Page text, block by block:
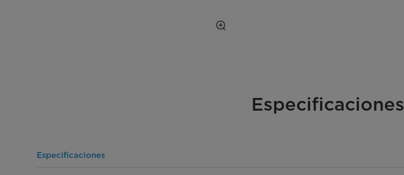
Especificaciones
Especificaciones